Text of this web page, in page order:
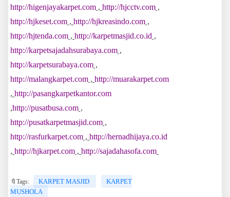
http://higenjayakarpet.com , http://hjcctv.com ,
http://hjkeset.com , http://hjkreasindo.com ,
http://hjtenda.com , http://karpetmasjid.co.id ,
http://karpetsajadahsurabaya.com ,
http://karpetsurabaya.com ,
http://malangkarpet.com , http://muarakarpet.com
, http://pasangkarpetkantor.com
,http://pusatbusa.com ,
http://pusatkarpetmasjid.com ,
http://rasfurkarpet.com , http://hernadhijaya.co.id
, http://hjkarpet.com , http://sajadahasofa.com
🔖Tags: KARPET MASJID
KARPET
MUSHOLA